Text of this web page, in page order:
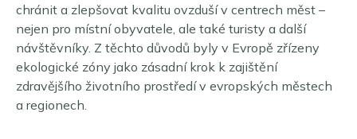
Typy známek
Zelená známka
Modrá známka
E-Plaketa (EV)
Typy známek Crit’Air
Objednat Crit’Air
Typy známek IGL
Objednat IGL známku
O nás
chránit a zlepšovat kvalitu ovzduší v centrech měst –
nejen pro místní obyvatele, ale také turisty a další
návštěvníky. Z těchto důvodů byly v Evropě zřízeny
ekologické zóny jako zásadní krok k zajištění
zdravějšího životního prostředí v evropských městech
a regionech.